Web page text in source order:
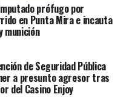
prófugo por
en Punta Mira e incauta
munición
de Seguridad Pública
a presunto agresor tras
del Casino Enjoy